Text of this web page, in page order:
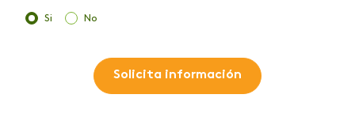
Si No
Solicita información